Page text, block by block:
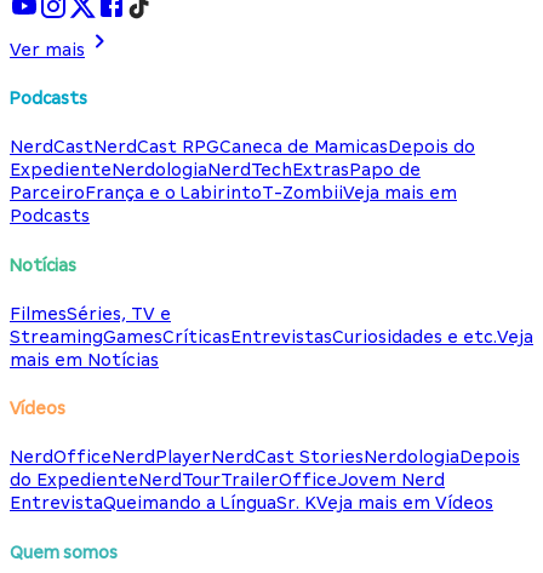
Ver mais
Podcasts
NerdCastNerdCast RPGCaneca de MamicasDepois do
ExpedienteNerdologiaNerdTechExtrasPapo de
ParceiroFrança e o LabirintoT-ZombiiVeja mais em
Podcasts
Notícias
FilmesSéries, TV e
StreamingGamesCríticasEntrevistasCuriosidades e etc.Veja
mais em Notícias
Vídeos
NerdOfficeNerdPlayerNerdCast StoriesNerdologiaDepois
do ExpedienteNerdTourTrailerOfficeJovem Nerd
EntrevistaQueimando a LínguaSr. KVeja mais em Vídeos
Quem somos